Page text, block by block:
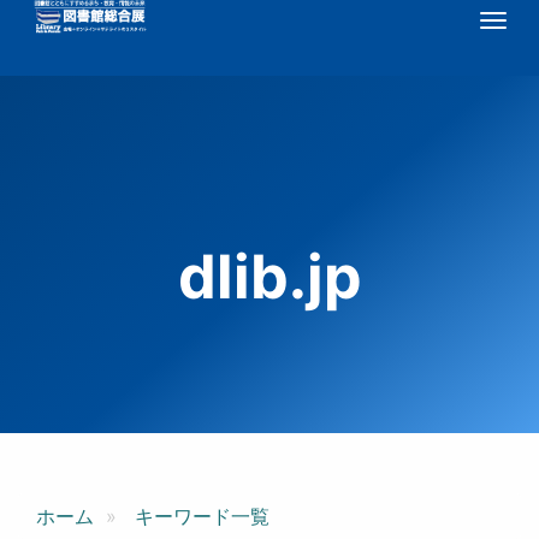
用
メ
dlib.jp
ホーム キーワード一覧